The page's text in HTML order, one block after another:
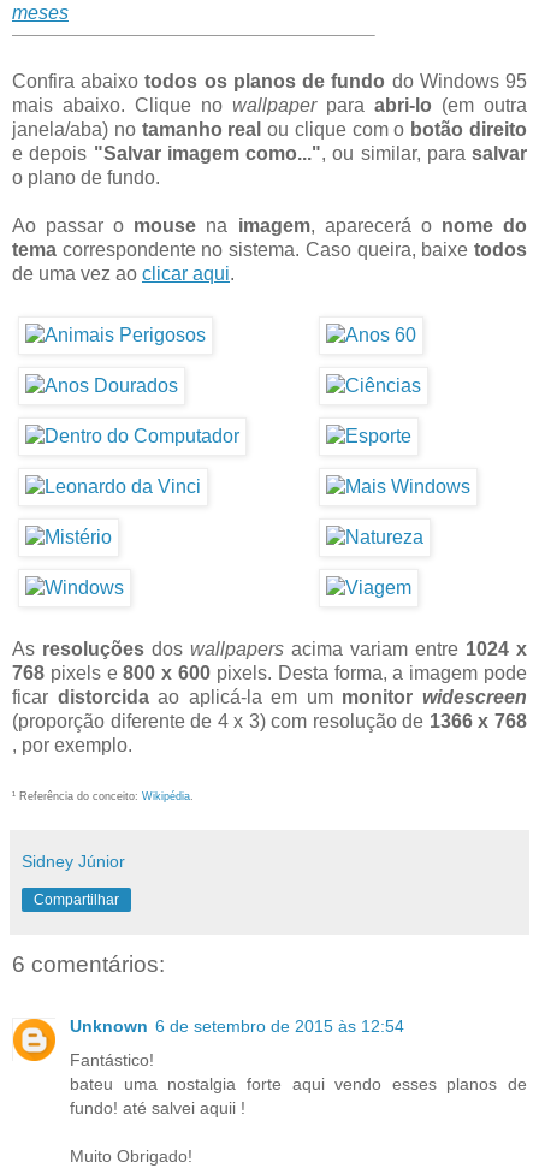
meses
Confira abaixotodos os planos de fundo do Windows 95
mais abaixo. Clique no wallpaperpara abri-lo (em outra
janela/aba) no tamanho real ou clique com o botão direito
e depois "Salvar imagem como...", ou similar, para salvar
o plano de fundo.
Ao passar o mouse na imagem, aparecerá o nome do
tema correspondente no sistema. Caso queira, baixe todos
de uma vez ao clicar aqui.
As resoluções dos wallpapers acima variam entre 1024 x
768 pixels e800 x 600 pixels. Desta forma, a imagem pode
ficar distorcidaao aplicá-la em um monitorwidescreen
(proporção diferente de 4 x 3) com resolução de 1366 x 768
, por exemplo.
¹ Referência do conceito: Wikipédia
Sidney Júnior
Compartilhar
6 comentários:
Unknown 6 de setembro de 2015 às 12:54
Fantástico!
bateu uma nostalgia forte aqui vendo esses planos de
fundo! até salvei aquii !
Muito Obrigado!